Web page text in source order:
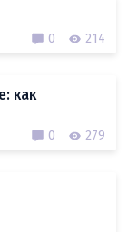
0 214
как
0 279